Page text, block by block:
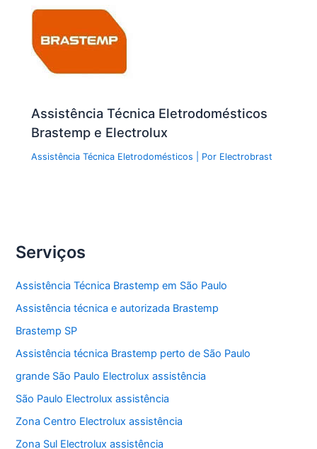
Assistência Técnica Eletrodomésticos
Brastemp e Electrolux
Assistência Técnica Eletrodomésticos | Por Electrobrast
Serviços
Assistência Técnica Brastemp em São Paulo
Assistência técnica e autorizada Brastemp
Brastemp SP
Assistência técnica Brastemp perto de São Paulo
grande São Paulo Electrolux assistência
São Paulo Electrolux assistência
Zona Centro Electrolux assistência
Zona Sul Electrolux assistência